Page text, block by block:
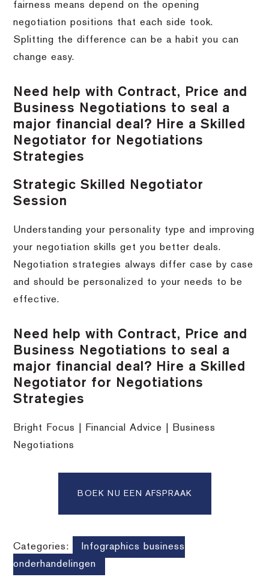
fairness means depend on the opening
negotiation positions that each side took.
Splitting the difference can be a habit you can
change easy.
Need help with Contract, Price and
Business Negotiations to seal a
major financial deal? Hire a Skilled
Negotiator for Negotiations
Strategies
Strategic Skilled Negotiator
Session
Understanding your personality type and improving
your negotiation skills get you better deals.
Negotiation strategies always differ case by case
and should be personalized to your needs to be
effective.
Need help with Contract, Price and
Business Negotiations to seal a
major financial deal? Hire a Skilled
Negotiator for Negotiations
Strategies
Bright Focus | Financial Advice | Business
Negotiations
BOEK NU EEN AFSPRAAK
Categories:
Infographics business
onderhandelingen